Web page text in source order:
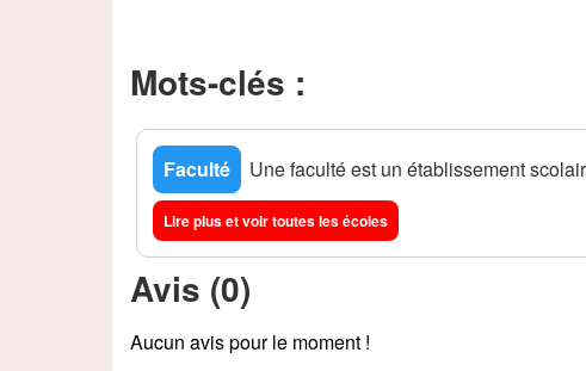
Mots-clés :
Faculté Une faculté est un établissement
Lire plus et voir toutes les écoles
Avis (0)
Aucun avis pour le moment !